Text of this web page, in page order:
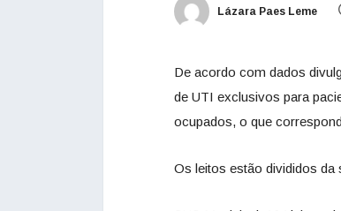
Lázara Paes Leme
De acordo com dados
de UTI exclusivos para
ocupados, o que
Os leitos estão divididos da